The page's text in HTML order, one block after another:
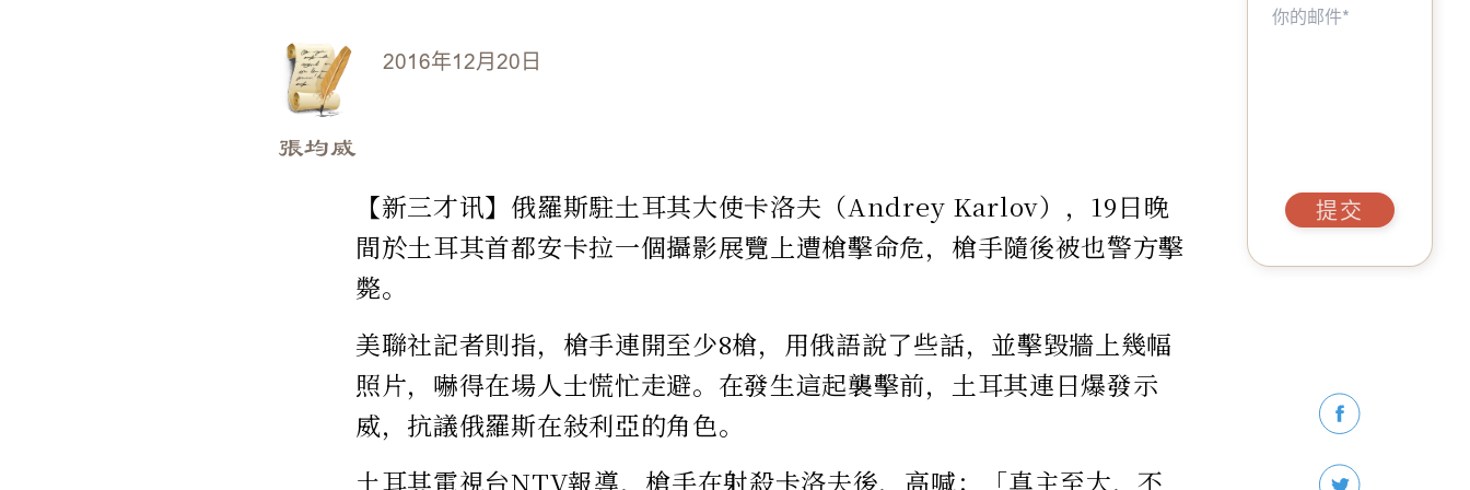
2016年12月20日
張均威
【新三才讯】俄羅斯駐土耳其大使卡洛夫（Andrey Karlov），19日晚
間於土耳其首都安卡拉一個攝影展覽上遭槍擊命危，槍手隨後被也警方擊
斃。
美聯社記者則指，槍手連開至少8槍，用俄語說了些話，並擊毀牆上幾幅
照片，嚇得在場人士慌忙走避。在發生這起襲擊前，土耳其連日爆發示
威，抗議俄羅斯在敍利亞的角色。
土耳其電視台NTV報導，槍手在射殺卡洛夫後，高喊：「真主至大，不
提交